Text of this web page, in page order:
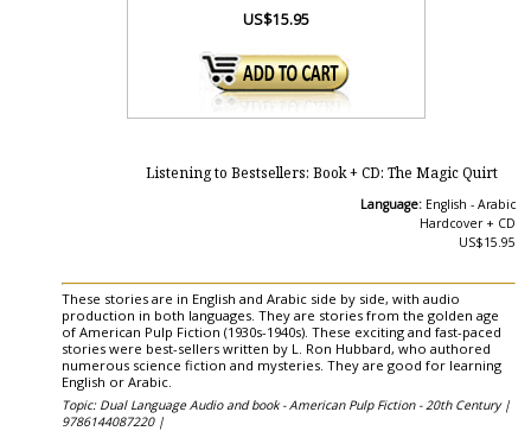
US$15.95
Listening to Bestsellers: Book + CD: The Magic Quirt
Language: English - Arabic
Hardcover + CD
US$15.95
These stories are in English and Arabic side by side, with audio
production in both languages. They are stories from the golden age
of American Pulp Fiction (1930s-1940s). These exciting and fast-paced
stories were best-sellers written by L. Ron Hubbard, who authored
numerous science fiction and mysteries. They are good for learning
English or Arabic.
Topic: Dual Language Audio and book - American Pulp Fiction - 20th Century |
9786144087220 |